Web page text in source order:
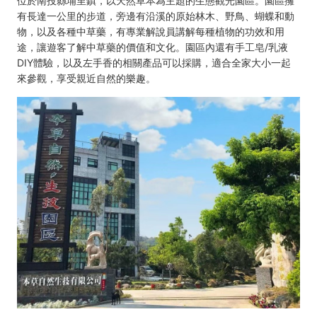
有長達一公里的步道，旁邊有沿溪的原始林木、野鳥、蝴蝶和動
物，以及各種中草藥，有專業解說員講解每種植物的功效和用
途，讓遊客了解中草藥的價值和文化。園區內還有手工皂/乳液
DIY體驗，以及左手香的相關產品可以採購，適合全家大小一起
來參觀，享受親近自然的樂趣。